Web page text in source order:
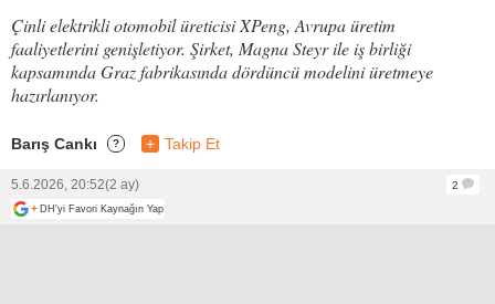
Çinli elektrikli otomobil üreticisi XPeng, Avrupa üretim
faaliyetlerini genişletiyor. Şirket, Magna Steyr ile iş birliği
kapsamında Graz fabrikasında dördüncü modelini üretmeye
hazırlanıyor.
Barış Cankı ? + Takip Et
5.6.2026, 20:52(2 ay)
2
+ DH'yi Favori Kaynağın Yap